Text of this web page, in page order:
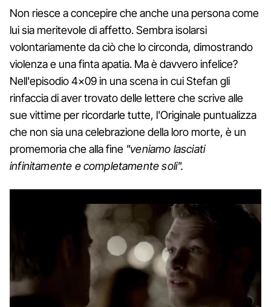
Non riesce a concepire che anche una persona come
lui sia meritevole di affetto. Sembra isolarsi
volontariamente da ciò che lo circonda, dimostrando
violenza e una finta apatia. Ma è davvero infelice?
Nell'episodio 4×09 in una scena in cui Stefan gli
rinfaccia di aver trovato delle lettere che scrive alle
sue vittime per ricordarle tutte, l'Originale puntualizza
che non sia una celebrazione della loro morte, è un
promemoria che alla fine "veniamo lasciati
infinitamente e completamente soli".